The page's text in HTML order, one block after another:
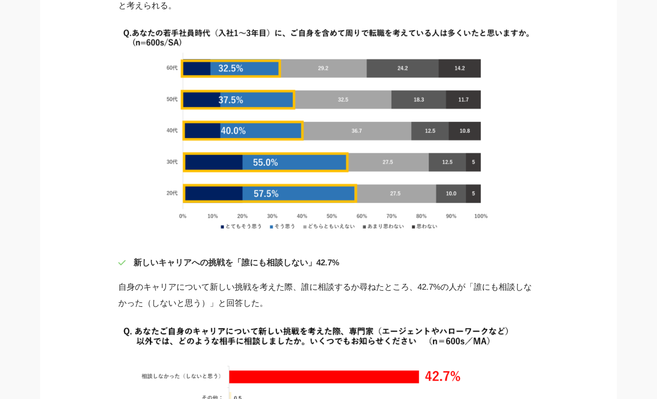
と考えられる。
新しいキャリアへの挑戦を「誰にも相談しない」42.7%
自身のキャリアについて新しい挑戦を考えた際、誰に相談するか尋ねたところ、42.7%の人が「誰にも相談しな
かった（しないと思う）」と回答した。